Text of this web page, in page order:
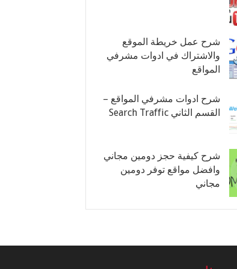
شرح عمل خريطة الموقع
والاشتراك في ادوات مشرفي
المواقع
شرح ادوات مشرفي المواقع –
القسم الثاني Search Traffic
شرح كيفية حجز دومين مجاني
وافضل مواقع توفر دومين
مجاني